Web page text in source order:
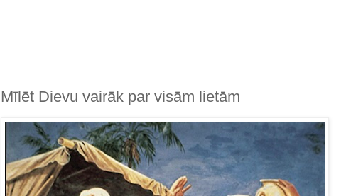
Mīlēt Dievu vairāk par visām lietām